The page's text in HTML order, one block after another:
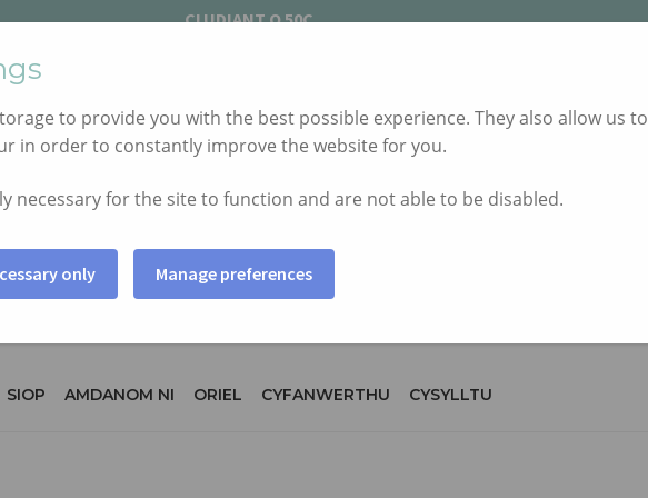
CLUDIANT O 50C
CLUDIANT AM DDIM I'R DU WRTH WARIO DROS £25
SIOP AMDANOM NI ORIEL CYFANWERTHU CYSYLLTU
to provide you with the best possible experience. They also allow us to
in order to constantly improve the website for you.
necessary for the site to function and are not able to be disabled.
only Manage preferences